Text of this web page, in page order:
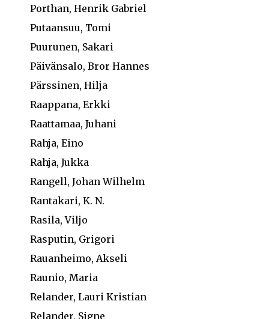
Porthan, Henrik Gabriel
Putaansuu, Tomi
Puurunen, Sakari
Päivänsalo, Bror Hannes
Pärssinen, Hilja
Raappana, Erkki
Raattamaa, Juhani
Rahja, Eino
Rahja, Jukka
Rangell, Johan Wilhelm
Rantakari, K. N.
Rasila, Viljo
Rasputin, Grigori
Rauanheimo, Akseli
Raunio, Maria
Relander, Lauri Kristian
Relander, Signe